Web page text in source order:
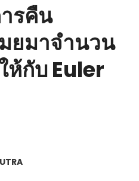
รคืน
ยมาจำนวน
ห้กับ Euler